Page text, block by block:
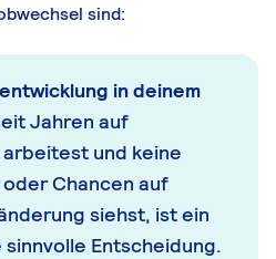
sind:
in deinem
Jahren auf
und keine
Chancen auf
siehst, ist ein
Entscheidung.